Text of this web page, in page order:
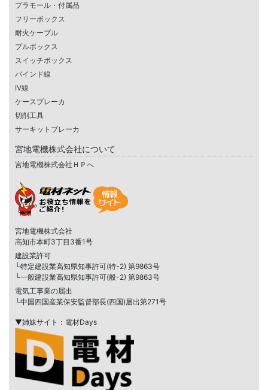
プラモール・付属品
フリーボックス
耐火ケーブル
プルボックス
スイッチボックス
バインド線
IV線
ケースブレーカ
切削工具
サーキットブレーカ
宮地電機株式会社について
宮地電機株式会社ＨＰへ
宮地電機株式会社
高知市本町3丁目3番1号
建設業許可
└特定建設業高知県知事許可(特-2) 第9863号
└一般建設業高知県知事許可(般-2) 第9863号
電気工事業の届出
└中国四国産業保安監督部長(四国)届出第271号
▼姉妹サイト：電材Days